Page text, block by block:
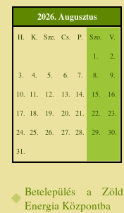
2026. Augusztus
H. K. Sze. Cs. P. Szo.
V.
1.
2.
3.
4. 5. 6. 7. 8.
9.
10. 11. 12. 13. 14. 15.
16.
17. 18. 19. 20. 21. 22.
23.
24. 25. 26. 27. 28. 29.
30.
31.
Betelepülés a Zöld
Energia Központba